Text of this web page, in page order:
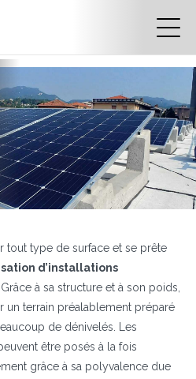
tout type de surface et se prête
d’installations
Grâce à sa structure et à son poids,
un terrain préalablement préparé
de dénivelés. Les
être posés à la fois
grâce à sa polyvalence due